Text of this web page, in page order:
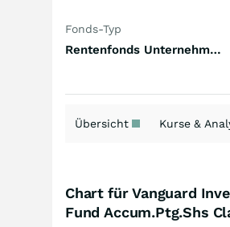
Fonds-Typ
Rentenfonds Unternehmensanleihen Investment Grade Welt US-Dollar
Übersicht Kurse &
Chart für Vanguard
Fund Accum.Ptg.Shs